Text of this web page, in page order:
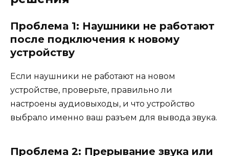
Проблема 1: Наушники не работают
после подключения к новому
устройству
Если наушники не работают на новом
устройстве, проверьте, правильно ли
настроены аудиовыходы, и что устройство
выбрало именно ваш разъем для вывода звука.
Проблема 2: Прерывание звука или